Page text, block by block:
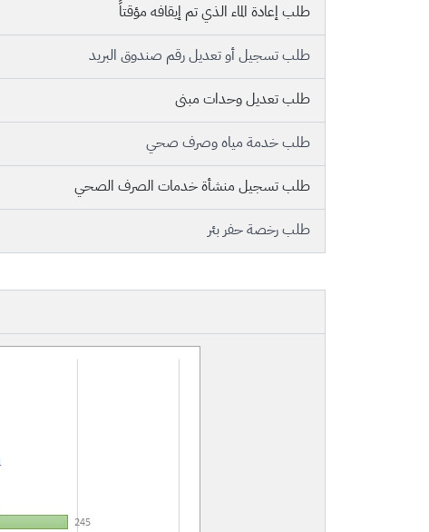
طلب إعادة الماء الذي تم إيقافه مؤقتاً
​طلب تسجيل أو تعديل رقم صندوق البريد
​طلب تعديل وحدات مبنى
​طلب خدمة مياه وصرف صحي
​طلب تسجيل منشأة خدمات الصرف الصحي
طلب رخصة حفر بئر